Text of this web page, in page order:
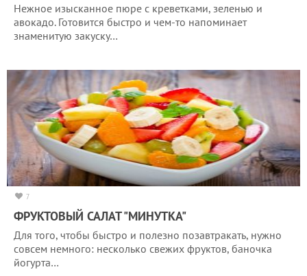
Нежное изысканное пюре с креветками, зеленью и
авокадо. Готовится быстро и чем-то напоминает
знаменитую закуску…
7
ФРУКТОВЫЙ САЛАТ "МИНУТКА"
Для того, чтобы быстро и полезно позавтракать, нужно
совсем немного: несколько свежих фруктов, баночка
йогурта…